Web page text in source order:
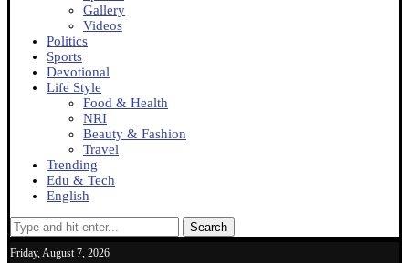
Gallery
Videos
Politics
Sports
Devotional
Life Style
Food & Health
NRI
Beauty & Fashion
Travel
Trending
Edu & Tech
English
Search
Friday, August 7, 2026